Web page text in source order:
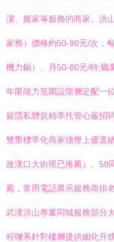
潔、搬家等服務的商家。洪
家務）價格約50-90元/次，
機力鍋）、月50-80元/時;職
年限能力范圍設階層定配一
庭隱私體規精準托管心嚴招
雙重標準化商家信譽上優選
政漢口大街現已推薦）。58
薦，常用電話展示服務商排
武漢洪山專業同城服務部分
程聯系針對樓層提供細化升